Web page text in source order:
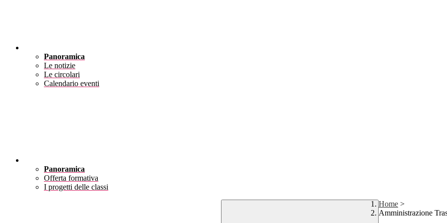
Panoramica
Le notizie
Le circolari
Calendario eventi
Panoramica
Offerta formativa
I progetti delle classi
Home >
Amministrazione